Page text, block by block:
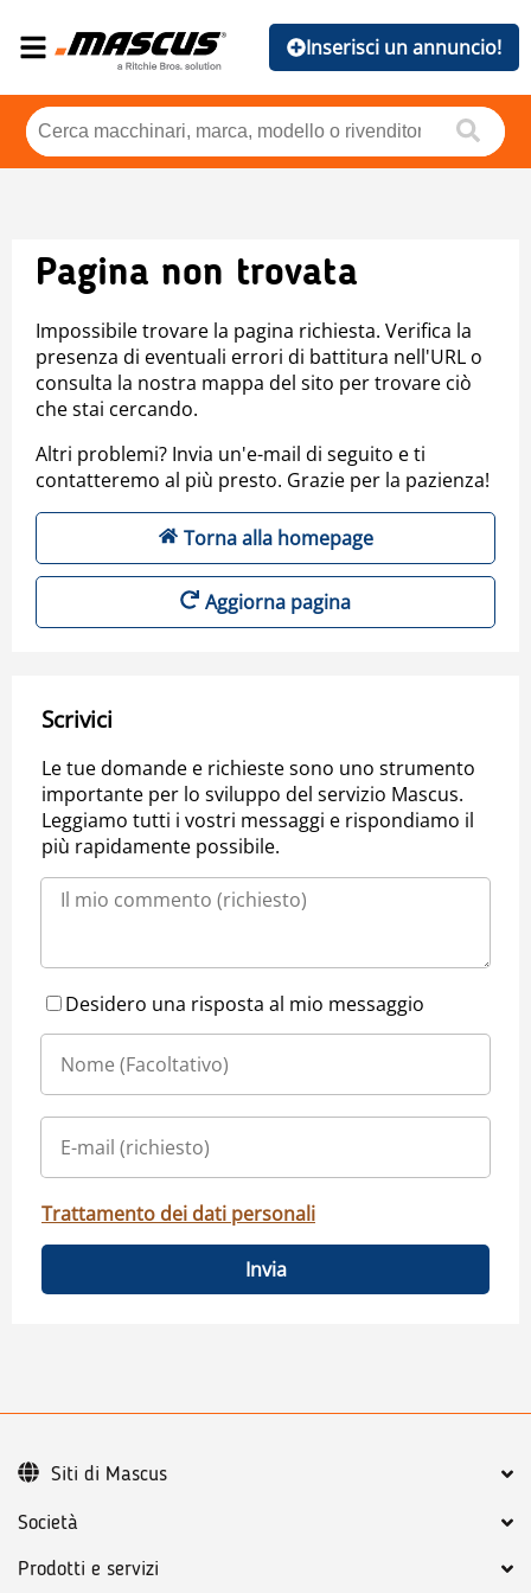
Inserisci un annuncio!
Pagina non trovata
Impossibile trovare la pagina richiesta. Verifica la
presenza di eventuali errori di battitura nell'URL o
consulta la nostra mappa del sito per trovare ciò
che stai cercando.
Altri problemi? Invia un'e-mail di seguito e ti
contatteremo al più presto. Grazie per la pazienza!
Torna alla homepage
Aggiorna pagina
Scrivici
Le tue domande e richieste sono uno strumento
importante per lo sviluppo del servizio Mascus.
Leggiamo tutti i vostri messaggi e rispondiamo il
più rapidamente possibile.
Desidero una risposta al mio messaggio
Trattamento dei dati personali
Invia
Società
Prodotti e servizi
Siti di Mascus